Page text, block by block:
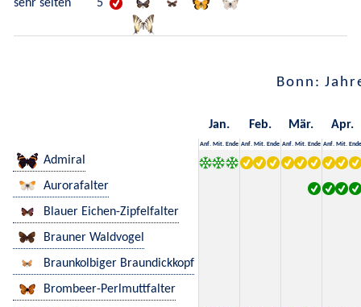
sehr selten 5
Bonn:
Jan. Feb. Mär. Apr.
Anf. Mit. Ende Anf. Mit. Ende Anf. Mit. Ende Anf. Mit. Ende
Admiral
Aurorafalter
Blauer Eichen-Zipfelfalter
Brauner Waldvogel
Braunkolbiger Braundickkopf
Brombeer-Perlmuttfalter